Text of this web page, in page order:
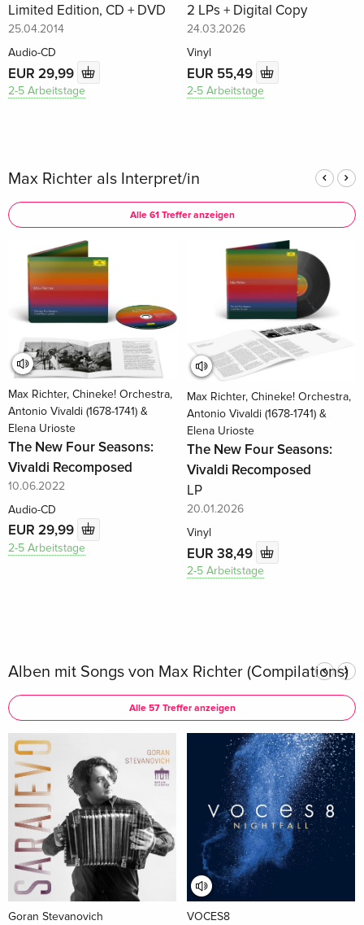
Limited Edition, CD + DVD
25.04.2014
Audio-CD
EUR 29,99
2-5 Arbeitstage
2 LPs + Digital Copy
24.03.2026
Vinyl
EUR 55,49
2-5 Arbeitstage
Max Richter als Interpret/in
Alle 61 Treffer anzeigen
Max Richter, Chineke! Orchestra,
Antonio Vivaldi (1678-1741) &
Elena Urioste
The New Four Seasons:
Vivaldi Recomposed
10.06.2022
Audio-CD
EUR 29,99
2-5 Arbeitstage
Max Richter, Chineke! Orchestra,
Antonio Vivaldi (1678-1741) &
Elena Urioste
The New Four Seasons:
Vivaldi Recomposed
LP
20.01.2026
Vinyl
EUR 38,49
2-5 Arbeitstage
Alben mit Songs von Max Richter (Compilations)
Alle 57 Treffer anzeigen
Goran Stevanovich VOCES8